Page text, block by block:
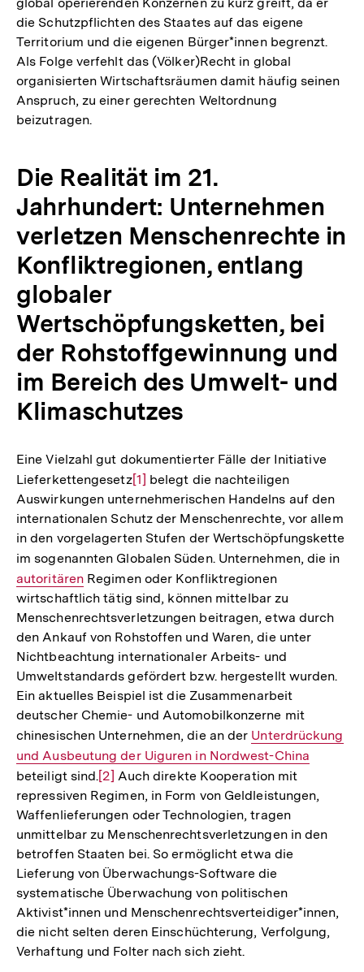
die Schutzpflichten des Staates auf das eigene
Territorium und die eigenen Bürger*innen begrenzt.
Als Folge verfehlt das (Völker)Recht in global
organisierten Wirtschaftsräumen damit häufig seinen
Anspruch, zu einer gerechten Weltordnung
beizutragen.
Die Realität im 21.
Jahrhundert: Unternehmen
verletzen Menschenrechte in
Konfliktregionen, entlang
globaler
Wertschöpfungsketten, bei
der Rohstoffgewinnung und
im Bereich des Umwelt- und
Klimaschutzes
Eine Vielzahl gut dokumentierter Fälle der Initiative
LieferkettengesetzZur
Auflösung
der
Fußnote
[1] belegt die nachteiligen
Auswirkungen unternehmerischen Handelns auf den
internationalen Schutz der Menschenrechte, vor allem
in den vorgelagerten Stufen der Wertschöpfungskette
im sogenannten Globalen Süden. Unternehmen, die in
autoritären Regimen oder Konfliktregionen
wirtschaftlich tätig sind, können mittelbar zu
Menschenrechtsverletzungen beitragen, etwa durch
den Ankauf von Rohstoffen und Waren, die unter
Nichtbeachtung internationaler Arbeits- und
Umweltstandards gefördert bzw. hergestellt wurden.
Ein aktuelles Beispiel ist die Zusammenarbeit
deutscher Chemie- und Automobilkonzerne mit
chinesischen Unternehmen, die an der Interner
Link:
Unterdrückung
und Ausbeutung der Uiguren in Nordwest-China
beteiligt sind.Zur
Auflösung
der
Fußnote
[2] Auch direkte Kooperation mit
repressiven Regimen, in Form von Geldleistungen,
Waffenlieferungen oder Technologien, tragen
unmittelbar zu Menschenrechtsverletzungen in den
betroffen Staaten bei. So ermöglicht etwa die
Lieferung von Überwachungs-Software die
systematische Überwachung von politischen
Aktivist*innen und Menschenrechtsverteidiger*innen,
die nicht selten deren Einschüchterung, Verfolgung,
Verhaftung und Folter nach sich zieht.